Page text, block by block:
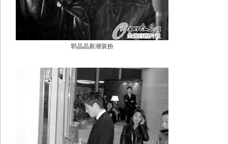
郭晶晶新潮装扮